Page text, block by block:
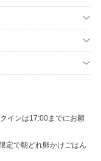
インは17:00までにお願
定で朝どれ卵かけごはん